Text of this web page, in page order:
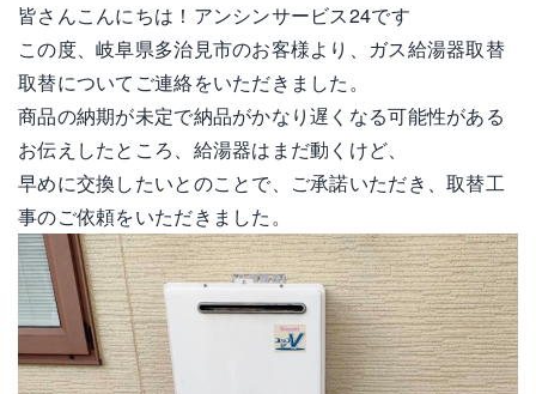
皆さんこんにちは！アンシンサービス24です
この度、岐阜県多治見市のお客様より、ガス給湯器取替
取替についてご連絡をいただきました。
商品の納期が未定で納品がかなり遅くなる可能性がある
お伝えしたところ、給湯器はまだ動くけど、
早めに交換したいとのことで、ご承諾いただき、取替工
事のご依頼をいただきました。